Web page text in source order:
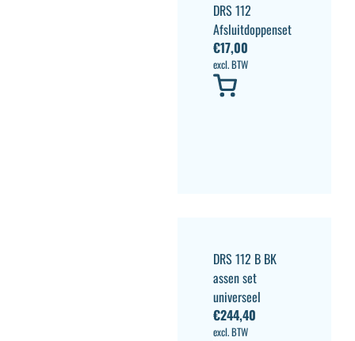
DRS 112
Afsluitdoppenset
€17,00
excl. BTW
DRS 112 B BK
assen set
universeel
€244,40
excl. BTW